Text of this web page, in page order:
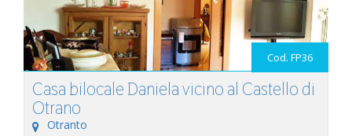
Cod. FP36
Casa bilocale Daniela vicino al Castello di
Otrano
Otranto